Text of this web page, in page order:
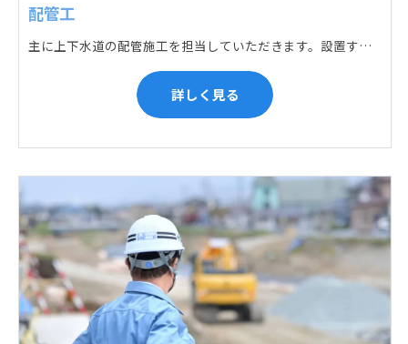
配管工
主に上下水道の配管施工を担当していただきます。設置する場所に応じて配管の形状や流れを工夫する管加工、ねじ切り、管締め、そして管据付作業になり、5人以上のチームで動くことが多いです。
詳しく見る